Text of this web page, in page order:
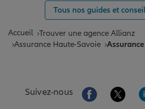
Tous nos guides et
Accueil Trouver une agence Allianz
Assurance Haute-Savoie
Suivez-nous Aller sur laAller